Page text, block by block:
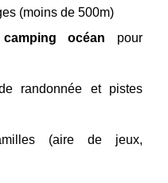
(moins de 500m)
océan pour
randonnée et pistes
(aire de jeux,